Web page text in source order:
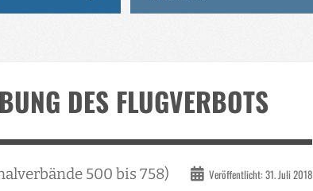
DES FLUGVERBOTS
Veröffentlicht: 31. Juli 2018
500 bis 758)